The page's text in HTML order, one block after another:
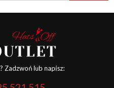
Zadzwoń lub napisz: